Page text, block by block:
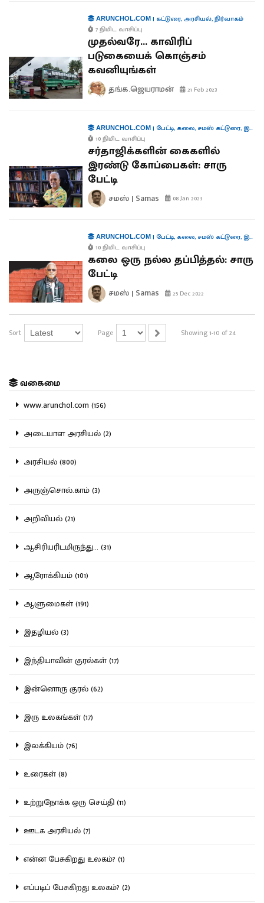
ARUNCHOL.COM| கட்டுரை,அரசியல்,நிர்வாகம்
7 நிமிட வாசிப்பு
முதல்வரே... காவிரிப்
படுகையைக் கொஞ்சம்
கவனியுங்கள்
தங்க.ஜெயராமன் 21 Feb 2023
ARUNCHOL.COM| பேட்டி, கலை, சமஸ் கட்டுரை, இலக்கியம்
10 நிமிட வாசிப்பு
சர்தாஜிக்களின் கைகளில்
இரண்டு கோப்பைகள்: சாரு
பேட்டி
சமஸ் | Samas 08 Jan 2023
ARUNCHOL.COM| பேட்டி, கலை, சமஸ் கட்டுரை, இலக்கியம்
10 நிமிட வாசிப்பு
கலை ஒரு நல்ல தப்பித்தல்: சாரு
பேட்டி
சமஸ் | Samas 25 Dec 2022
Sort Page Showing 1-10 of 24
வகைமை
www.arunchol.com (156)
அடையாள அரசியல் (2)
அரசியல் (800)
அருஞ்சொல்.காம் (3)
அறிவியல் (21)
ஆசிரியரிடமிருந்து... (31)
ஆரோக்கியம் (101)
ஆளுமைகள் (191)
இதழியல் (3)
இந்தியாவின் குரல்கள் (17)
இன்னொரு குரல் (62)
இரு உலகங்கள் (17)
இலக்கியம் (76)
உரைகள் (8)
உற்றுநோக்க ஒரு செய்தி (11)
ஊடக அரசியல் (7)
என்ன பேசுகிறது உலகம்? (1)
எப்படிப் பேசுகிறது உலகம்? (2)